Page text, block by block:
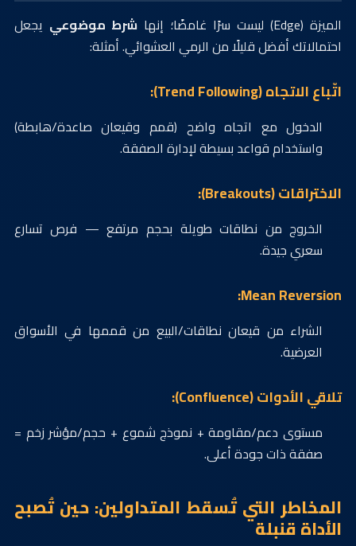
الميزة (Edge) ليست سرًا غامضًا؛ إنها شرط موضوعي يجعل
احتمالاتك أفضل قليلًا من الرمي العشوائي. أمثلة:
اتّباع الاتجاه (Trend Following):
الدخول مع اتجاه واضح (قمم وقيعان صاعدة/هابطة)
واستخدام قواعد بسيطة لإدارة الصفقة.
الاختراقات (Breakouts):
الخروج من نطاقات طويلة بحجم مرتفع — فرص تسارع
سعري جيدة.
Mean Reversion:
الشراء من قيعان نطاقات/البيع من قممها في الأسواق
العرضية.
تلاقي الأدوات (Confluence):
مستوى دعم/مقاومة + نموذج شموع + حجم/مؤشر زخم =
صفقة ذات جودة أعلى.
المخاطر التي تُسقط المتداولين: حين تُصبح
الأداة قنبلة